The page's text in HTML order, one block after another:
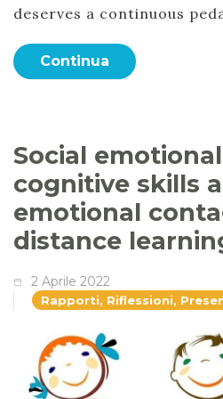
deserves a continuous
Continua
Social
cognitive skills
emotional
distance
2 Aprile 2022
Rapporti, Riflessioni,